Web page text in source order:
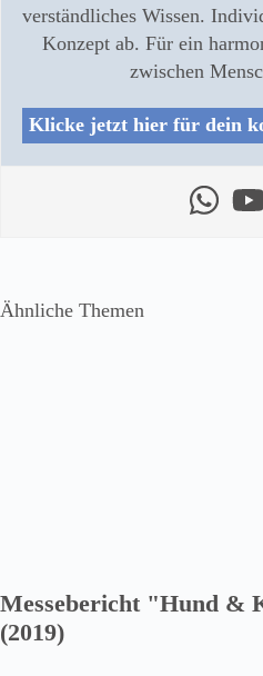
verständliches Wissen.
Konzept ab. Für ein
zwischen
Klicke jetzt hier für dein
Ähnliche Themen
Messebericht "Hund &
(2019)